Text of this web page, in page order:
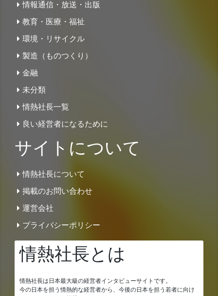
情報通信・放送・出版
教育・医療・福祉
環境・リサイクル
製造（ものつくり）
金融
未分類
情熱社長一覧
良い経営者になるために
サイトについて
情熱社長について
掲載のお問い合わせ
運営会社
プライバシーポリシー
情熱社長とは
情熱社長は日本最大級の経営者インタビューサイトです。
今の日本を担う情熱的な経営者から、今後の日本を担う若者に向け